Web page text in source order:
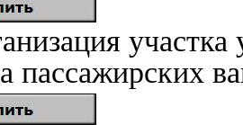
пассажирских